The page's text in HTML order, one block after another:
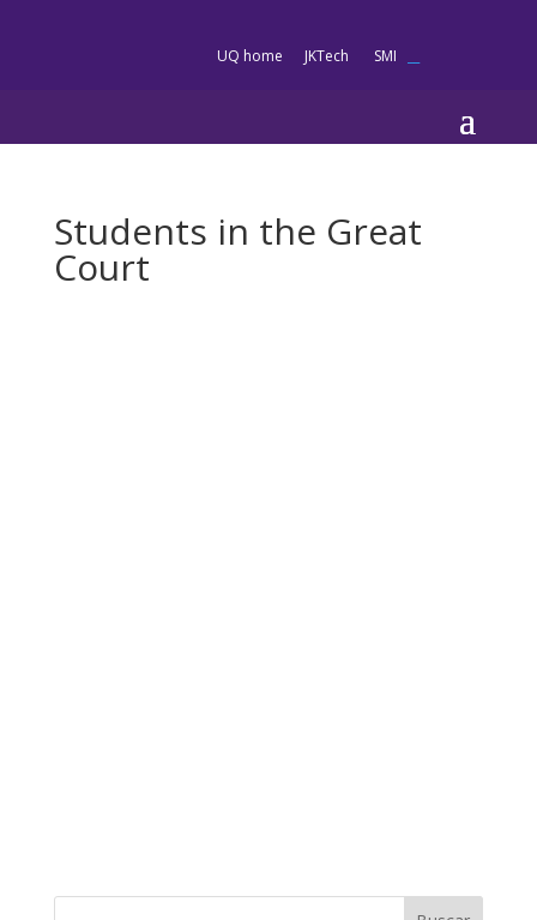
UQ home JKTech SMI
Students in the Great
Court